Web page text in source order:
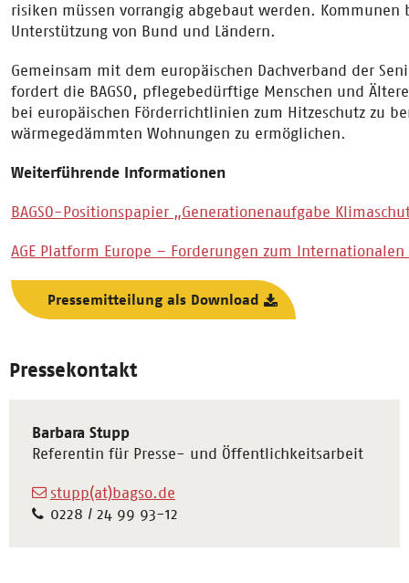
risiken müssen vorrangig abgebaut werden.
Unterstützung von Bund und Ländern.
Gemeinsam mit dem europäischen Dachverband der
fordert die BAGSO, pflegebedürftige Menschen und
bei europäischen Förderrichtlinien zum Hitzeschutz zu
wärmegedämmten Wohnungen zu ermöglichen.
Weiterführende Informationen
BAGSO-Positionspapier „Generationenaufgabe
AGE Platform Europe – Forderungen zum Internationalen
Pressemitteilung als Download
Pressekontakt
Barbara Stupp
Referentin für Presse- und Öffentlichkeitsarbeit
stupp(at)bagso.de
0228 / 24 99 93-12